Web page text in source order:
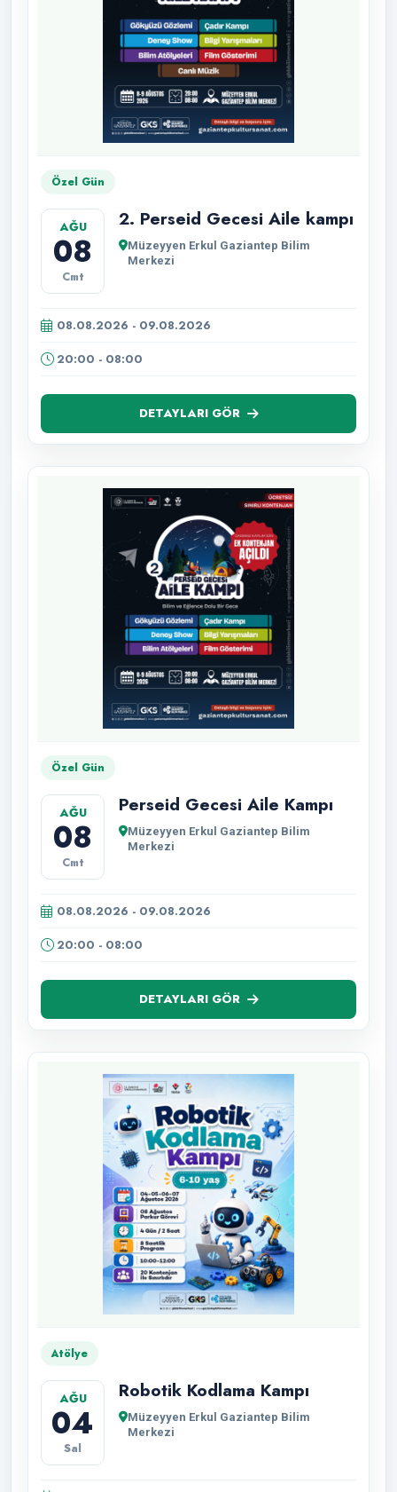
Özel Gün
AĞU
08
Cmt
2. Perseid Gecesi Aile kampı
Müzeyyen Erkul Gaziantep Bilim
Merkezi
08.08.2026 - 09.08.2026
20:00 - 08:00
DETAYLARI GÖR
Özel Gün
AĞU
08
Cmt
Perseid Gecesi Aile Kampı
Müzeyyen Erkul Gaziantep Bilim
Merkezi
08.08.2026 - 09.08.2026
20:00 - 08:00
DETAYLARI GÖR
Atölye
AĞU
04
Sal
Robotik Kodlama Kampı
Müzeyyen Erkul Gaziantep Bilim
Merkezi